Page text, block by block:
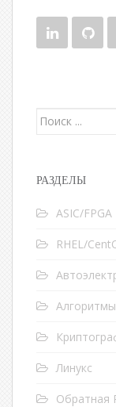
Поиск для:
РАЗДЕЛЫ
ASIC/FPGA
RHEL/
Алгоритмы
Линукс
Обратная